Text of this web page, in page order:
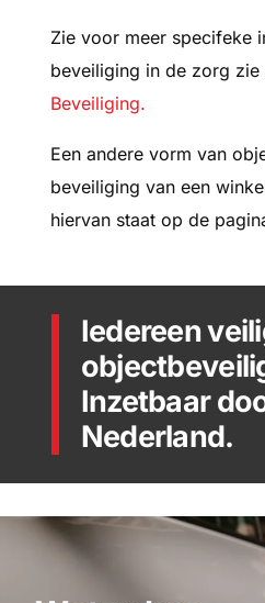
Zie voor meer specifeke
beveiliging in de zorg zie
Beveiliging.
Een andere vorm van
beveiliging van een
hiervan staat op de
Iedereen
Inzetbaar
Nederland.